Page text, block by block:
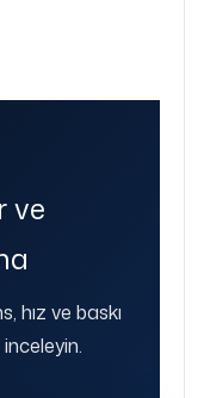
ve
hız ve baskı
inceleyin.